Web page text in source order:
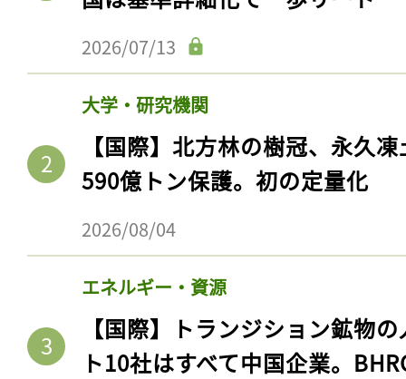
2026/07/13
大学・研究機関
【国際】北方林の樹冠、永久
590億トン保護。初の定量化
2026/08/04
エネルギー・資源
【国際】トランジション鉱物
ト10社はすべて中国企業。